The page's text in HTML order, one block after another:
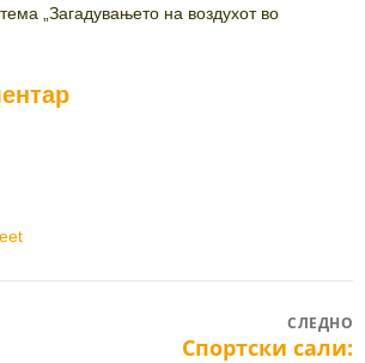
„Загадувањето на воздухот во
СЛЕДНО
Next
Спортски сали: